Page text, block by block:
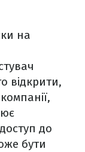
на
відкрити,
до
бути